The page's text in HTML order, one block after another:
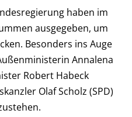
haben im
ausgegeben, um
Besonders ins Auge
Annalena
Robert Habeck
Olaf Scholz (SPD)